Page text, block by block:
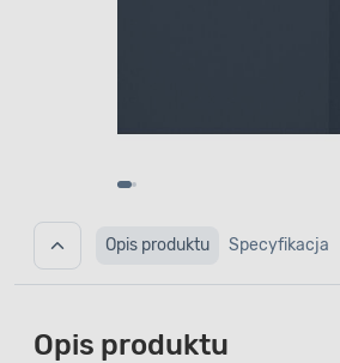
Opis produktu Specyfikacja
Opis produktu